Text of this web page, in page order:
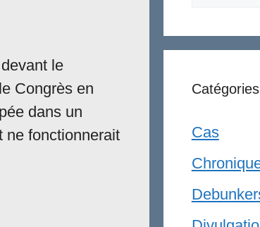
le
Congrès en
dans un
ne fonctionnerait
Catégories
Cas